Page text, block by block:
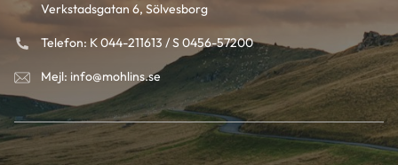
Verkstadsgatan 6, Sölvesborg
Telefon: K 044-211613 / S 0456-57200
Mejl: info@mohlins.se